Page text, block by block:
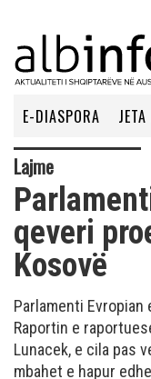
E-DIASPORA
Lajme
qeveri
Kosovë
Parlamenti Evropian
Raportin e
Lunacek, e cila pas
mbahet e hapur